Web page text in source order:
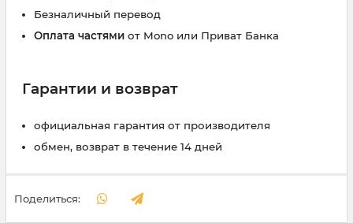
Безналичный перевод
Оплата частями от Mono или Приват Банка
Гарантии и возврат
официальная гарантия от производителя
обмен, возврат в течение 14 дней
Поделиться: